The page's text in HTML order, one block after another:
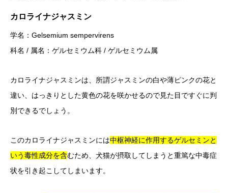
カロライナジャスミン
学名：Gelsemium sempervirens
科名 / 属名：ゲルセミウム科 / ゲルセミウム属
カロライナジャスミンは、所謂ジャスミンの白や薄ピンクの花と
違い、はっきりとした黄色の花を咲かせるので見た目ですぐに判
別できるでしょう。
このカロライナジャスミンには中枢神経に作用するゲルセミンと
いう毒性成分を含むため、犬猫が摂取してしまうと重篤な中毒症
状を引き起こしてしまいます。